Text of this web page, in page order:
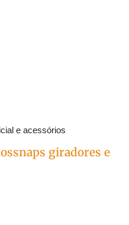
e acessórios
snaps giradores e